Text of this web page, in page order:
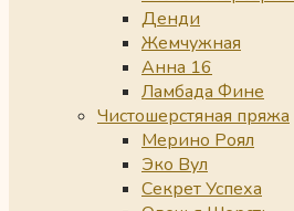
Денди
Жемчужная
Анна 16
Ламбада Фине
Чистошерстяная пряжа
Мерино Роял
Эко Вул
Секрет Успеха